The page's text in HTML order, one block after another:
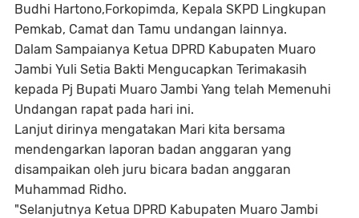
Budhi Hartono,Forkopimda, Kepala SKPD Lingkupan
Pemkab, Camat dan Tamu undangan lainnya.
Dalam Sampaianya Ketua DPRD Kabupaten Muaro
Jambi Yuli Setia Bakti Mengucapkan Terimakasih
kepada Pj Bupati Muaro Jambi Yang telah Memenuhi
Undangan rapat pada hari ini.
Lanjut dirinya mengatakan Mari kita bersama
mendengarkan laporan badan anggaran yang
disampaikan oleh juru bicara badan anggaran
Muhammad Ridho.
"Selanjutnya Ketua DPRD Kabupaten Muaro Jambi